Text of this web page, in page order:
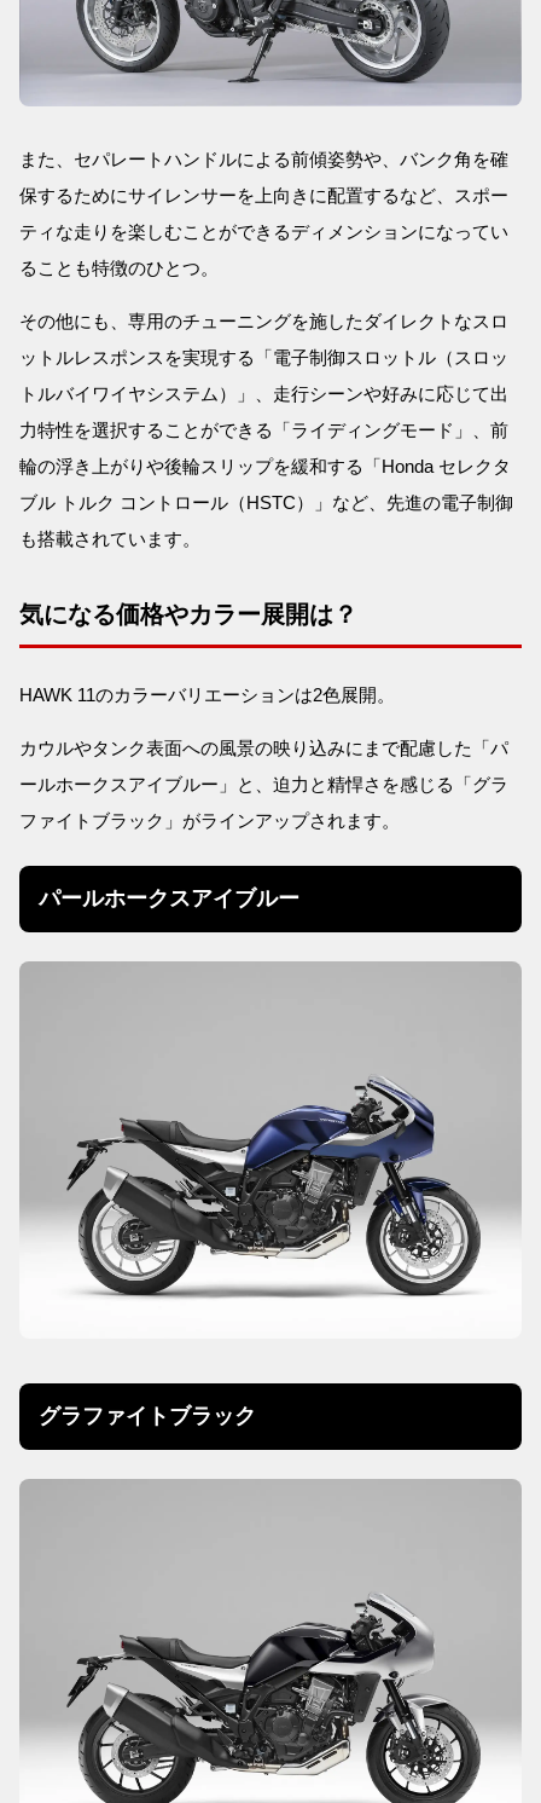
また、セパレートハンドルによる前傾姿勢や、バンク角を確
保するためにサイレンサーを上向きに配置するなど、スポー
ティな走りを楽しむことができるディメンションになってい
ることも特徴のひとつ。
その他にも、専用のチューニングを施したダイレクトなスロ
ットルレスポンスを実現する「電子制御スロットル（スロッ
トルバイワイヤシステム）」、走行シーンや好みに応じて出
力特性を選択することができる「ライディングモード」、前
輪の浮き上がりや後輪スリップを緩和する「Honda セレクタ
ブル トルク コントロール（HSTC）」など、先進の電子制御
も搭載されています。
気になる価格やカラー展開は？
HAWK 11のカラーバリエーションは2色展開。
カウルやタンク表面への風景の映り込みにまで配慮した「パ
ールホークスアイブルー」と、迫力と精悍さを感じる「グラ
ファイトブラック」がラインアップされます。
パールホークスアイブルー
グラファイトブラック